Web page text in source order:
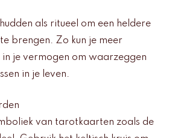
als ritueel om een heldere
brengen. Zo kun je meer
je vermogen om waarzeggen
in je leven.
van tarotkaarten zoals de